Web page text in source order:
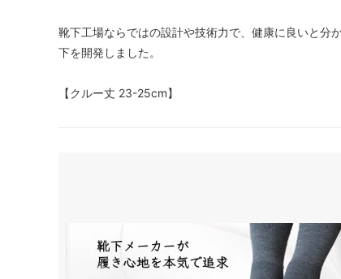
靴下工場ならではの設計や技術力で、健康に良いと分
下を開発しました。
【クルー丈 23-25cm】